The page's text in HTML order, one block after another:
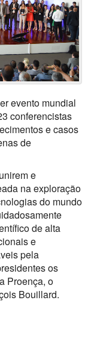
evento mundial
conferencistas
e casos
de
e
na exploração
do mundo
de alta
e
pela
os
Proença, o
Bouillard.